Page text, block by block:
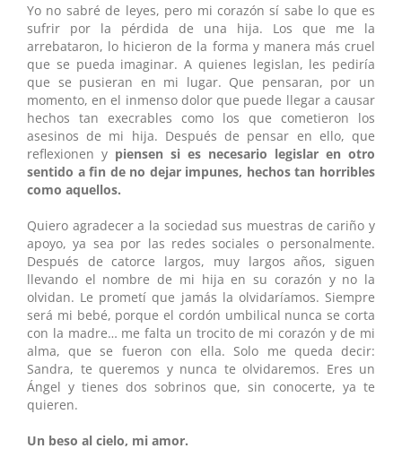
Yo no sabré de leyes, pero mi corazón sí sabe lo que es
sufrir por la pérdida de una hija. Los que me la
arrebataron, lo hicieron de la forma y manera más cruel
que se pueda imaginar. A quienes legislan, les pediría
que se pusieran en mi lugar. Que pensaran, por un
momento, en el inmenso dolor que puede llegar a causar
hechos tan execrables como los que cometieron los
asesinos de mi hija. Después de pensar en ello, que
reflexionen y piensen si es necesario legislar en otro
sentido a fin de no dejar impunes, hechos tan horribles
como aquellos.
Quiero agradecer a la sociedad sus muestras de cariño y
apoyo, ya sea por las redes sociales o personalmente.
Después de catorce largos, muy largos años, siguen
llevando el nombre de mi hija en su corazón y no la
olvidan. Le prometí que jamás la olvidaríamos. Siempre
será mi bebé, porque el cordón umbilical nunca se corta
con la madre… me falta un trocito de mi corazón y de mi
alma, que se fueron con ella. Solo me queda decir:
Sandra, te queremos y nunca te olvidaremos. Eres un
Ángel y tienes dos sobrinos que, sin conocerte, ya te
quieren.
Un beso al cielo, mi amor.